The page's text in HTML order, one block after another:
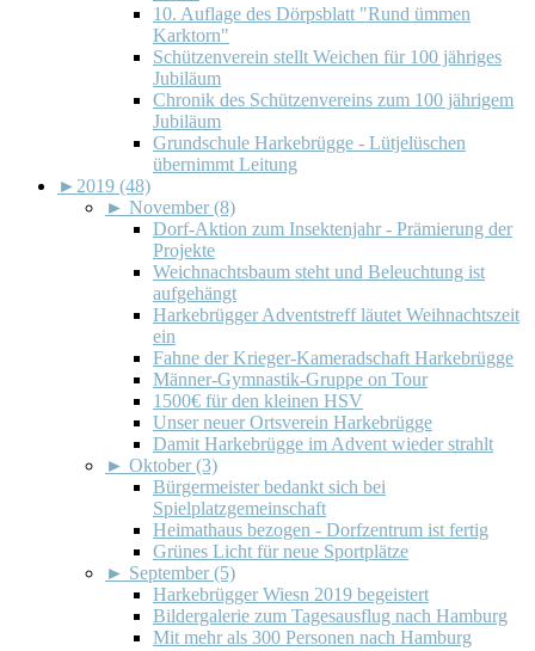
10. Auflage des Dörpsblatt "Rund ümmen
Karktorn"
Schützenverein stellt Weichen für 100 jähriges
Jubiläum
Chronik des Schützenvereins zum 100 jährigem
Jubiläum
Grundschule Harkebrügge - Lütjelüschen
übernimmt Leitung
► 2019 (48)
► November (8)
Dorf-Aktion zum Insektenjahr - Prämierung der
Projekte
Weichnachtsbaum steht und Beleuchtung ist
aufgehängt
Harkebrügger Adventstreff läutet Weihnachtszeit
ein
Fahne der Krieger-Kameradschaft Harkebrügge
Männer-Gymnastik-Gruppe on Tour
1500€ für den kleinen HSV
Unser neuer Ortsverein Harkebrügge
Damit Harkebrügge im Advent wieder strahlt
► Oktober (3)
Bürgermeister bedankt sich bei
Spielplatzgemeinschaft
Heimathaus bezogen - Dorfzentrum ist fertig
Grünes Licht für neue Sportplätze
► September (5)
Harkebrügger Wiesn 2019 begeistert
Bildergalerie zum Tagesausflug nach Hamburg
Mit mehr als 300 Personen nach Hamburg